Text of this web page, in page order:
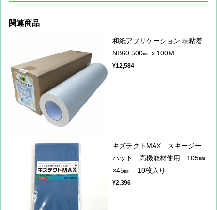
関連商品
和紙アプリケーション 弱粘着
NB60 500㎜ｘ100Ｍ
¥12,584
キズテクトMAX スキージー
パット 高機能材使用 105㎜
×45㎜ 10枚入り
¥2,396